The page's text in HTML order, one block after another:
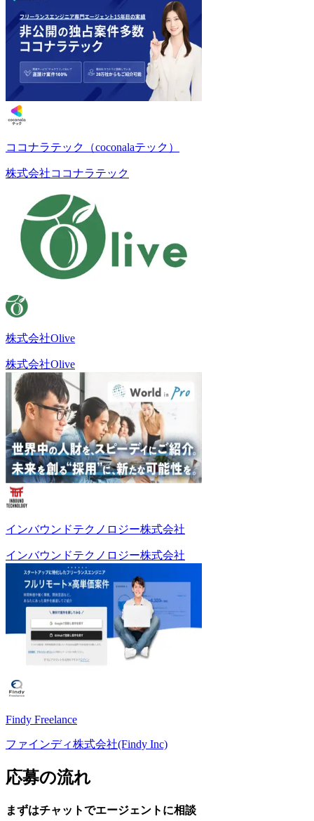
ココナラテック（coconalaテック）
株式会社ココナラテック
株式会社Olive
株式会社Olive
インバウンドテクノロジー株式会社
インバウンドテクノロジー株式会社
Findy Freelance
ファインディ株式会社(Findy Inc)
応募の流れ
まずはチャットでエージェント に相談